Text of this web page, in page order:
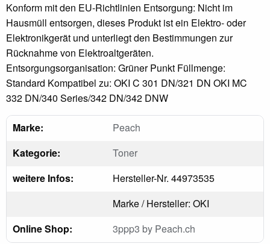
Konform mit den EU-Richtlinien Entsorgung: Nicht im
Hausmüll entsorgen, dieses Produkt ist ein Elektro- oder
Elektronikgerät und unterliegt den Bestimmungen zur
Rücknahme von Elektroaltgeräten.
Entsorgungsorganisation: Grüner Punkt Füllmenge:
Standard Kompatibel zu: OKI C 301 DN/321 DN OKI MC
332 DN/340 Series/342 DN/342 DNW
Marke:
Peach
Kategorie:
Toner
weitere Infos:
Hersteller-Nr. 44973535
Marke / Hersteller: OKI
Online Shop:
3ppp3 by Peach.ch